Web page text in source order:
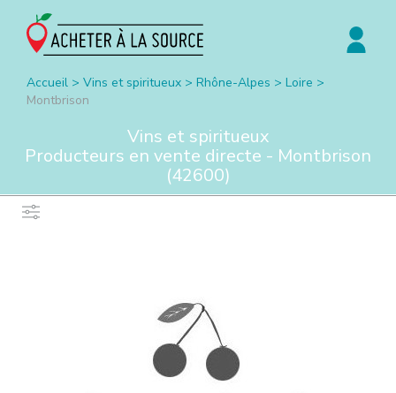
Accueil > Vins et spiritueux > Rhône-Alpes > Loire >
Montbrison
Vins et spiritueux
Producteurs en vente directe - Montbrison
(42600)